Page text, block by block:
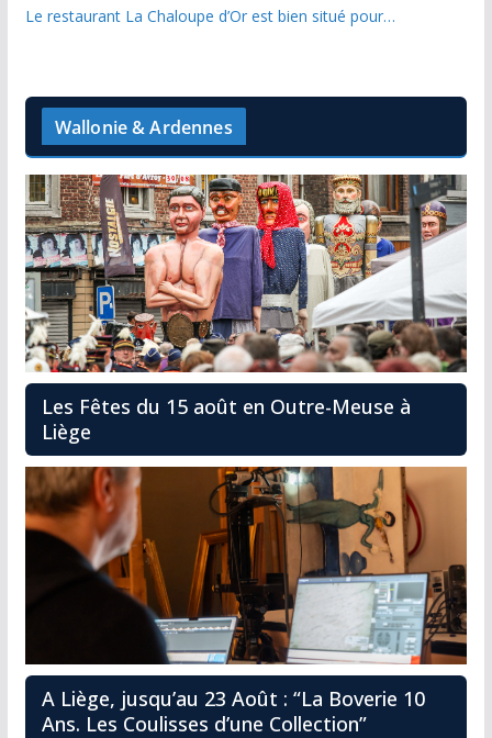
Le restaurant La Chaloupe d’Or est bien situé pour…
Wallonie & Ardennes
Les Fêtes du 15 août en Outre-Meuse à
Liège
A Liège, jusqu’au 23 Août : “La Boverie 10
Ans. Les Coulisses d’une Collection”